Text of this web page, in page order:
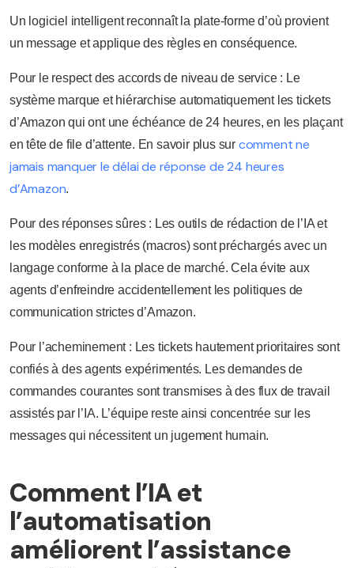
Un logiciel intelligent reconnaît la plate-forme d’où provient
un message et applique des règles en conséquence.
Pour le respect des accords de niveau de service : Le
système marque et hiérarchise automatiquement les tickets
d’Amazon qui ont une échéance de 24 heures, en les plaçant
en tête de file d’attente. En savoir plus sur comment ne
jamais manquer le délai de réponse de 24 heures
d’Amazon.
Pour des réponses sûres : Les outils de rédaction de l’IA et
les modèles enregistrés (macros) sont préchargés avec un
langage conforme à la place de marché. Cela évite aux
agents d’enfreindre accidentellement les politiques de
communication strictes d’Amazon.
Pour l’acheminement : Les tickets hautement prioritaires sont
confiés à des agents expérimentés. Les demandes de
commandes courantes sont transmises à des flux de travail
assistés par l’IA. L’équipe reste ainsi concentrée sur les
messages qui nécessitent un jugement humain.
Comment l’IA et
l’automatisation
améliorent l’assistance